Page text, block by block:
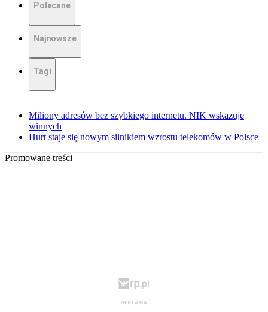
Polecane
Najnowsze
Tagi
Miliony adresów bez szybkiego internetu. NIK wskazuje
winnych
Hurt staje się nowym silnikiem wzrostu telekomów w Polsce
Promowane treści